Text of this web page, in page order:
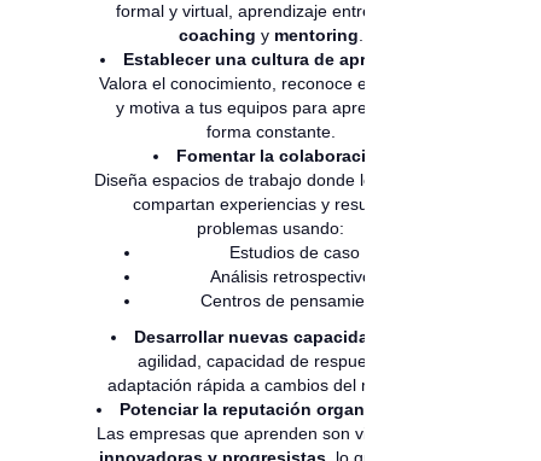
formal y virtual, aprendizaje entre pares,
coaching y mentoring
Establecer una cultura de aprendizaje:
Valora el conocimiento, reconoce el esfuerzo
y motiva a tus equipos para aprender de
forma constante.
Fomentar la colaboración
Diseña espacios de trabajo donde los equipos
compartan experiencias y resuelvan
problemas usando:
Estudios de caso
Análisis retrospectivos
Centros de pensamiento
Desarrollar nuevas capacidades:
agilidad, capacidad de respuesta y
adaptación rápida a cambios del mercado.
Potenciar la reputación organizacional:
Las empresas que aprenden son vistas como